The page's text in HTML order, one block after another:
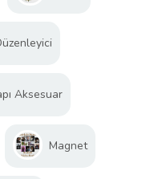
Aksesuar
Magnet